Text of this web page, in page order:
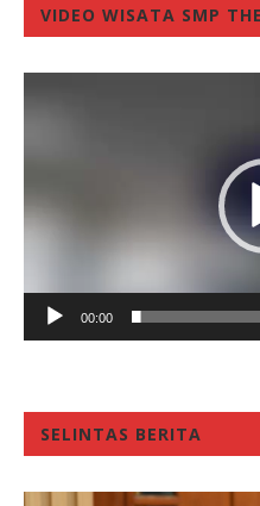
VIDEO WISATA SMP
00:00
SELINTAS BERITA